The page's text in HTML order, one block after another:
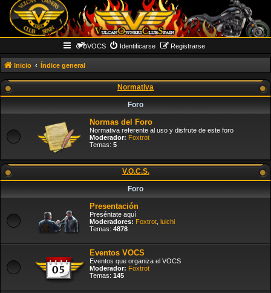
VOCS Identificarse Registrarse
Inicio Índice general
Normativa
Foro
Normas del Foro
Normativa referente al uso y disfrute de este foro
Moderador: Foxtrot
Temas: 5
V.O.C.S.
Foro
Presentación
Preséntate aquí
Moderadores: Foxtrot luichi
Temas: 4878
Eventos VOCS
Eventos que organiza el VOCS
Moderador: Foxtrot
Temas: 145